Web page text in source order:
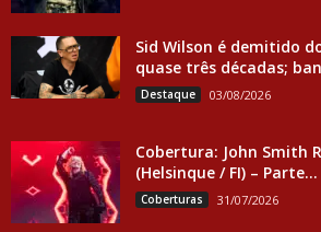
Sid Wilson é demitido
quase três décadas;
Destaque 03/08/2026
Cobertura: John Smith
(Helsinque / FI) – Parte...
Coberturas 31/07/2026